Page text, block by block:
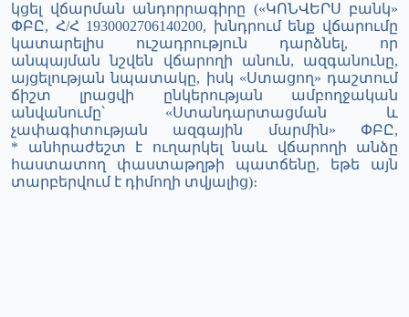
կցել վճարման անդորրագիրը («ԿՈՆՎԵՐՍ բանկ»
ՓԲԸ, Հ/Հ 1930002706140200, խնդրում ենք վճարումը
կատարելիս ուշադրություն դարձնել, որ
անպայման նշվեն վճարողի անուն, ազգանունը,
այցելության նպատակը, իսկ «Ստացող» դաշտում
ճիշտ լրացվի ընկերության ամբողջական
անվանումը՝ «Ստանդարտացման և
չափագիտության ազգային մարմին» ՓԲԸ,
*
անհրաժեշտ է ուղարկել նաև վճարողի անձը
հաստատող փաստաթղթի պատճենը, եթե այն
տարբերվում է դիմողի տվյալից)։